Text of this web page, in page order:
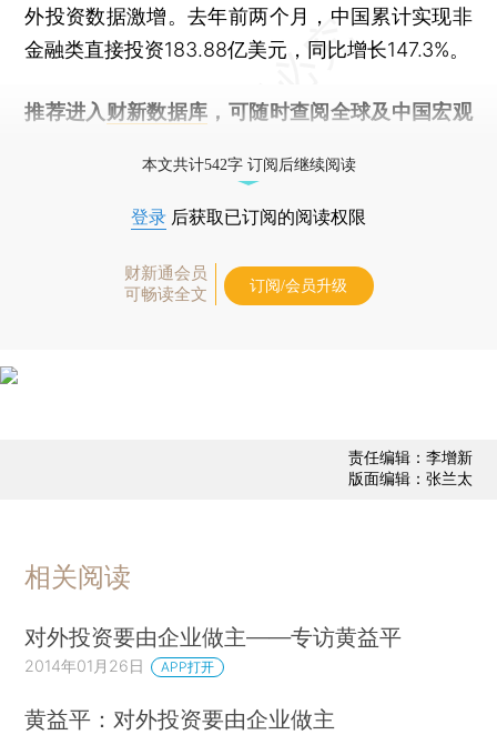
外投资数据激增。去年前两个月，中国累计实现非
金融类直接投资183.88亿美元，同比增长147.3%。
推荐进入 财新数据库 ，可随时查阅全球及中国宏观
本文共计542字 订阅后继续阅读
登录 后获取已订阅的阅读权限
财新通会员
可畅读全文
订阅/会员升级
责任编辑：李增新
版面编辑：张兰太
相关阅读
对外投资要由企业做主——专访黄益平
2014年01月26日 APP打开
黄益平：对外投资要由企业做主